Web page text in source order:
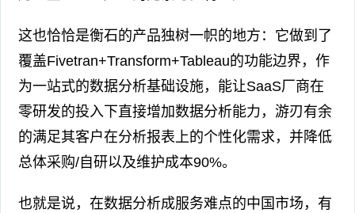
这也恰恰是衡石的产品独树一帜的地方：它做到了
覆盖Fivetran+Transform+Tableau的功能边界，作
为一站式的数据分析基础设施，能让SaaS厂商在
零研发的投入下直接增加数据分析能力，游刃有余
的满足其客户在分析报表上的个性化需求，并降低
总体采购/自研以及维护成本90%。
也就是说，在数据分析成服务难点的中国市场，有